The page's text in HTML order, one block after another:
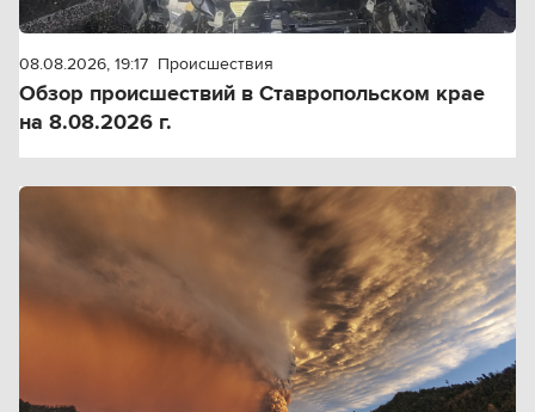
08.08.2026, 19:17 Происшествия
Обзор происшествий в Ставропольском крае
на 8.08.2026 г.